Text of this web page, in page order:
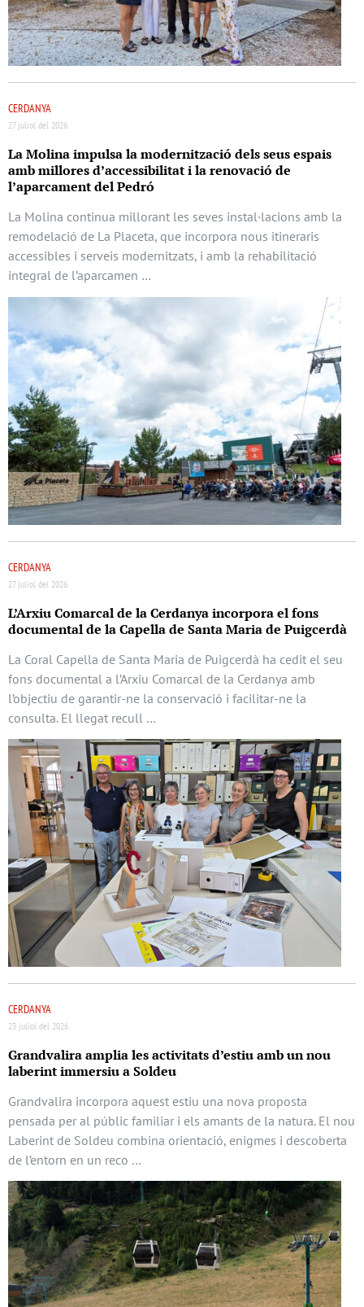
CERDANYA
27 juliol del 2026
La Molina impulsa la modernització dels seus espais
amb millores d’accessibilitat i la renovació de
l’aparcament del Pedró
La Molina continua millorant les seves instal·lacions amb la
remodelació de La Placeta, que incorpora nous itineraris
accessibles i serveis modernitzats, i amb la rehabilitació
integral de l’aparcamen …
CERDANYA
27 juliol del 2026
L’Arxiu Comarcal de la Cerdanya incorpora el fons
documental de la Capella de Santa Maria de Puigcerdà
La Coral Capella de Santa Maria de Puigcerdà ha cedit el seu
fons documental a l’Arxiu Comarcal de la Cerdanya amb
l’objectiu de garantir-ne la conservació i facilitar-ne la
consulta. El llegat recull …
CERDANYA
23 juliol del 2026
Grandvalira amplia les activitats d’estiu amb un nou
laberint immersiu a Soldeu
Grandvalira incorpora aquest estiu una nova proposta
pensada per al públic familiar i els amants de la natura. El nou
Laberint de Soldeu combina orientació, enigmes i descoberta
de l’entorn en un reco …